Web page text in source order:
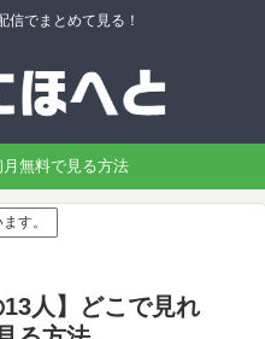
信でまとめて見る！
無料で見る方法
す。
人】どこで見れ